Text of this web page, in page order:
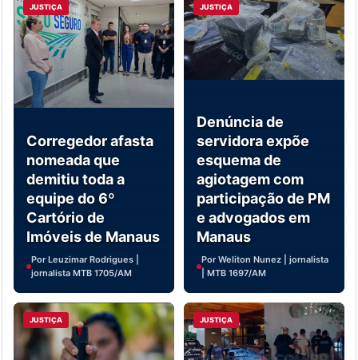
JUSTIÇA
Corregedor afasta
nomeada que
demitiu toda a
equipe do 6º
Cartório de
Imóveis de Manaus
Por Leuzimar Rodrigues |
jornalista MTB 1705/AM
JUSTIÇA
Denúncia de
servidora expõe
esquema de
agiotagem com
participação de PM
e advogados em
Manaus
Por Weliton Nunez | jornalista
| MTB 1697/AM
JUSTIÇA JUSTIÇA